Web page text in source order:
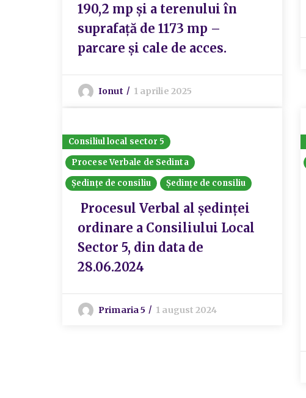
190,2 mp și a terenului în
suprafață de 1173 mp –
parcare și cale de acces.
Ionut 1 aprilie 2025
Consiliul local sector 5
Procese Verbale de Sedinta
Ședințe de consiliu
Ședințe de consiliu
Procesul Verbal al ședinței
ordinare a Consiliului Local
Sector 5, din data de
28.06.2024
Primaria 5 1 august 2024